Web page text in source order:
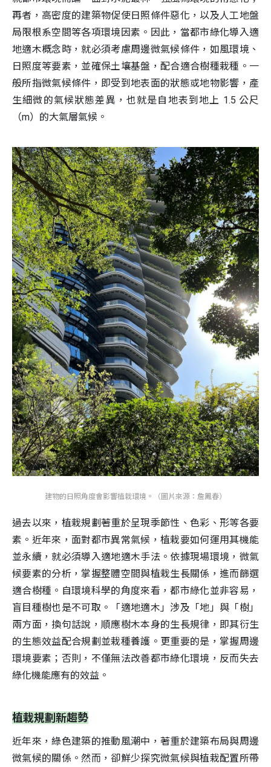
再者，高密度的建築物促使日照條件惡化，以及人工地盤
局限根系空間等各項環境因素。因此，當都市綠化導入適
地適木概念時，就必須考慮周邊微氣候條件，如風環境、
日照度等要素，並確保土壤基盤，配合適合樹種栽種。一
般所指微氣候條件，即受到地表面的狀態或地物影響，產
生細微的氣候狀態差異，也就是自地表到地上 1.5 公尺
（m）的大氣層氣候。
建物的日照角度會影響植栽環境。（圖片來源：詹鳳春）
過去以來，植栽規劃著重於呈現季節性、色彩、形等各要
素。近年來，面對都市異常氣候，植栽要如何運用其機能
並永續，就必須導入適地適木手法。依據現場環境，微氣
候要素的分析，掌握整體空間與植栽生長關係，進而篩選
適合樹種。自環境科學的角度來看，都市綠化並非容易，
盲目種樹也是不可取。「適地適木」涉及「地」與「樹」
兩方面，換句話說，順應樹木本身的生長規律，即其衍生
的生態效益配合規劃並栽種養護。更重要的是，掌握周邊
環境要素；否則，不僅無法改善都市綠化環境，反而失去
綠化機能應有的效益。
植栽規劃新趨勢
近年來，綠色建築的推動風潮中，著重於建築布局與周邊
微氣候的關係。然而，卻鮮少探究微氣候與植栽配置所帶